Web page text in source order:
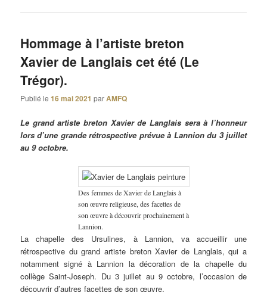
Hommage à l’artiste breton
Xavier de Langlais cet été (Le
Trégor).
Publié le16 mai 2021 parAMFQ
Le grand artiste breton Xavier de Langlais sera à l’honneur
lors d’une grande rétrospective prévue à Lannion du 3 juillet
au 9 octobre.
Des femmes de Xavier de Langlais à
son œuvre religieuse, des facettes de
son œuvre à découvrir prochainement à
Lannion.
La chapelle des Ursulines, à Lannion, va accueillir une
rétrospective du grand artiste breton Xavier de Langlais, qui a
notamment signé à Lannion la décoration de la chapelle du
collège Saint-Joseph. Du 3 juillet au 9 octobre, l’occasion de
découvrir d’autres facettes de son œuvre.